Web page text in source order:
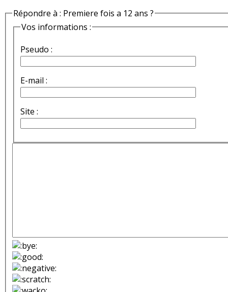
Répondre à : Premiere fois a 12 ans ?
Vos informations :
Pseudo :
E-mail :
Site :